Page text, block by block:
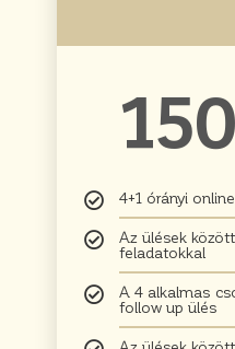
4+1 órányi
Az ülések
feladatokkal
A 4 alkalmas
follow up ülés